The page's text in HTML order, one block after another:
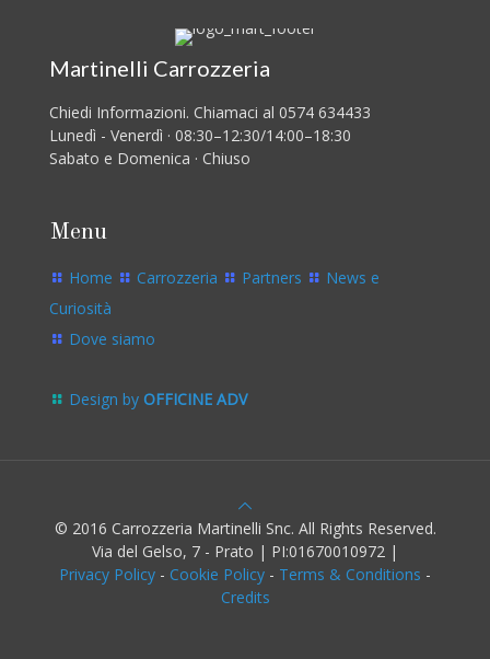
Martinelli Carrozzeria
Chiedi Informazioni. Chiamaci al 0574 634433
Lunedì - Venerdì · 08:30–12:30/14:00–18:30
Sabato e Domenica · Chiuso
Menu
Home Carrozzeria Partners
News e
Curiosità
Dove siamo
Design by OFFICINE ADV
© 2016 Carrozzeria Martinelli Snc. All Rights Reserved.
Via del Gelso, 7 - Prato | PI:01670010972 |
Privacy Policy - Cookie Policy - Terms & Conditions -
Credits